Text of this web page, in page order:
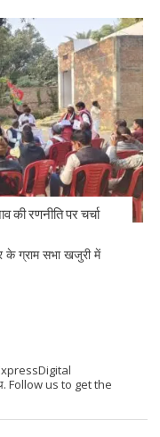
की रणनीति पर चर्चा
के ग्राम सभा खजुरी में
Follow us to get the